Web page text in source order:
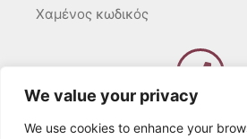
We value your privacy
We use cookies to enhance your
Χαμένος κωδικός
Καλέστε μας
Δευτ – Τετ. – Σαβ. :